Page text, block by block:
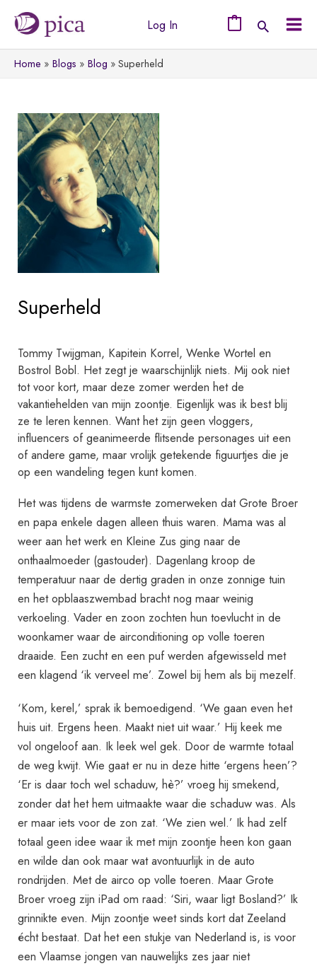
naar
de
inhoud
Log In
Home Blogs Blog Superheld
Superheld
Tommy Twijgman, Kapitein Korrel, Wenke Wortel en
Bostrol Bobl. Het zegt je waarschijnlijk niets. Mij ook niet
tot voor kort, maar deze zomer werden het de
vakantiehelden van mijn zoontje. Eigenlijk was ik best blij
ze te leren kennen. Want het zijn geen vloggers,
influencers of geanimeerde flitsende personages uit een
of andere game, maar vrolijk getekende figuurtjes die je
op een wandeling tegen kunt komen.
Het was tijdens de warmste zomerweken dat Grote Broer
en papa enkele dagen alleen thuis waren. Mama was al
weer aan het werk en Kleine Zus ging naar de
onthaalmoeder (gastouder). Dagenlang kroop de
temperatuur naar de dertig graden in onze zonnige tuin
en het opblaaszwembad bracht nog maar weinig
verkoeling. Vader en zoon zochten hun toevlucht in de
woonkamer waar de airconditioning op volle toeren
draaide. Een zucht en een puf werden afgewisseld met
een klagend ‘ik verveel me’. Zowel bij hem als bij mezelf.
‘Kom, kerel,’ sprak ik bemoedigend. ‘We gaan even het
huis uit. Ergens heen. Maakt niet uit waar.’ Hij keek me
vol ongeloof aan. Ik leek wel gek. Door de warmte totaal
de weg kwijt. Wie gaat er nu in deze hitte ‘ergens heen’?
‘Er is daar toch wel schaduw, hè?’ vroeg hij smekend,
zonder dat het hem uitmaakte waar die schaduw was. Als
er maar iets voor de zon zat. ‘We zien wel.’ Ik had zelf
totaal geen idee waar ik met mijn zoontje heen kon gaan
en wilde dan ook maar wat avontuurlijk in de auto
rondrijden. Met de airco op volle toeren. Maar Grote
Broer vroeg zijn iPad om raad: ‘Siri, waar ligt Bosland?’ Ik
grinnikte even. Mijn zoontje weet sinds kort dat Zeeland
écht bestaat. Dat het een stukje van Nederland is, is voor
een Vlaamse jongen van nauwelijks zes jaar niet